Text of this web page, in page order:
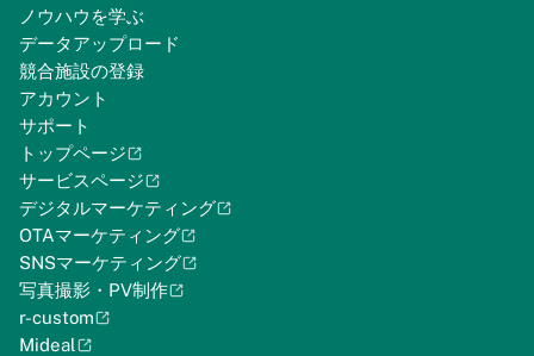
ノウハウを学ぶ
データアップロード
競合施設の登録
アカウント
サポート
トップページ
サービスページ
デジタルマーケティング
OTAマーケティング
SNSマーケティング
写真撮影・PV制作
r-custom
Mideal